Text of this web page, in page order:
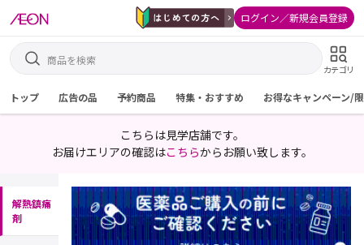
ログイン／新規会員登録
カテゴリ
トップ 広告の品 予約商品 特集・おすすめ お得なキャンペーン/
こちらは見学店舗です。
お届けエリアの確認はこちらからお願い致します。
解熱鎮痛
剤